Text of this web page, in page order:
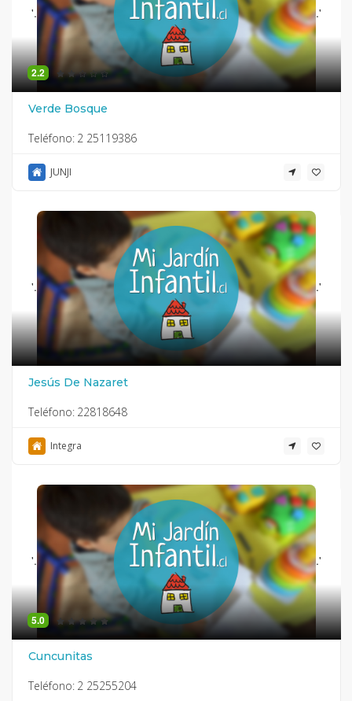
'. .'
2.2
Verde Bosque
Teléfono: 2 25119386
JUNJI
'. .'
Jesús De Nazaret
Teléfono: 22818648
Integra
'. .'
5.0
Cuncunitas
Teléfono: 2 25255204